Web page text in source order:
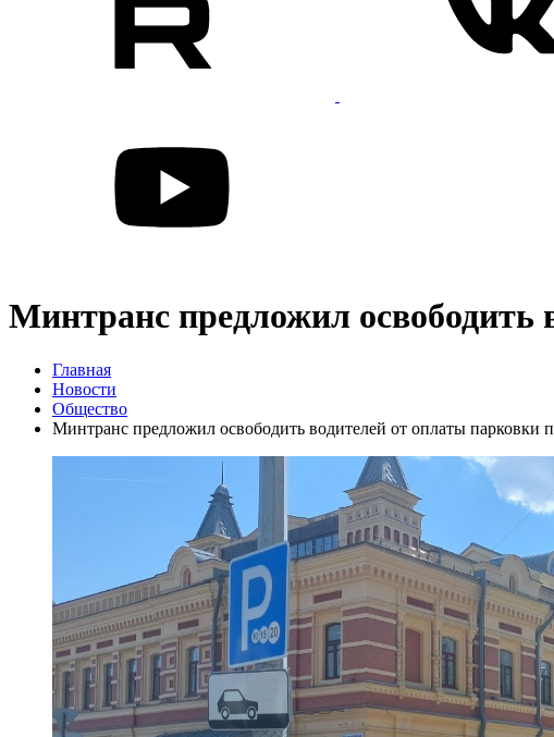
Минтранс предложил освободить
Главная
Новости
Общество
Минтранс предложил освободить водителей от оплаты парковки